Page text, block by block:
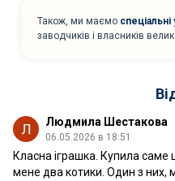
Також, ми маємо
заводчиків і власників
Людмила Шестакова
06.05.2026 в 18:51
Класна іграшка. Купила
мене два котики. Один з